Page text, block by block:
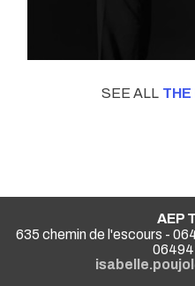
SEE ALL THE
AEP
635 chemin de l'escours -